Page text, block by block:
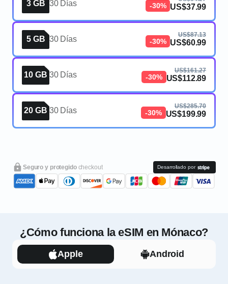
3 GB 30 Días -30% US$37.99
5 GB 30 Días -30%
US$87.13
US$60.99
10 GB 30 Días -30%
US$161.27
US$112.89
20 GB 30 Días -30%
US$285.70
US$199.99
Seguro y protegido checkout Desarrollado por
¿Cómo funciona la eSIM en Mónaco?
Apple Android